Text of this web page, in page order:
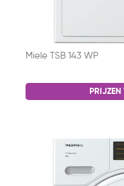
Miele TSB 143 WP